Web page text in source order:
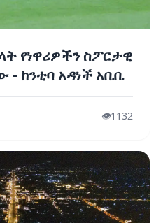
የነዋሪዎችን ስፖርታዊ
- ከንቲባ አዳነች አቤቤ
👁️1132